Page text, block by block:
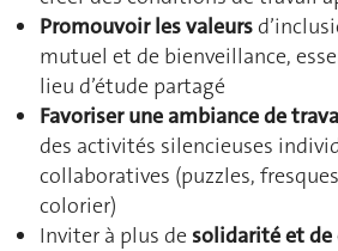
Promouvoir les valeurs
mutuel et de bienveillance,
lieu d’étude partagé
Favoriser une ambiance de
des activités silencieuses
collaboratives (puzzles,
colorier)
Inviter à plus de solidarité et